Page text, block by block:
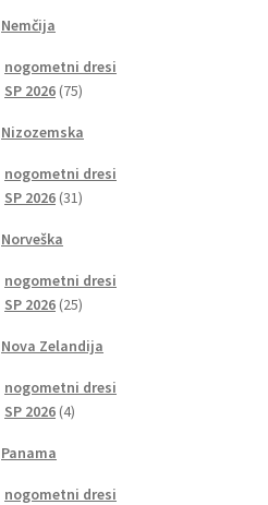
Nemčija
nogometni dresi
SP 2026 7575
Nizozemska
nogometni dresi
SP 2026 3131
Norveška
nogometni dresi
SP 2026 2525
Nova Zelandija
nogometni dresi
SP 2026 44
Panama
nogometni dresi